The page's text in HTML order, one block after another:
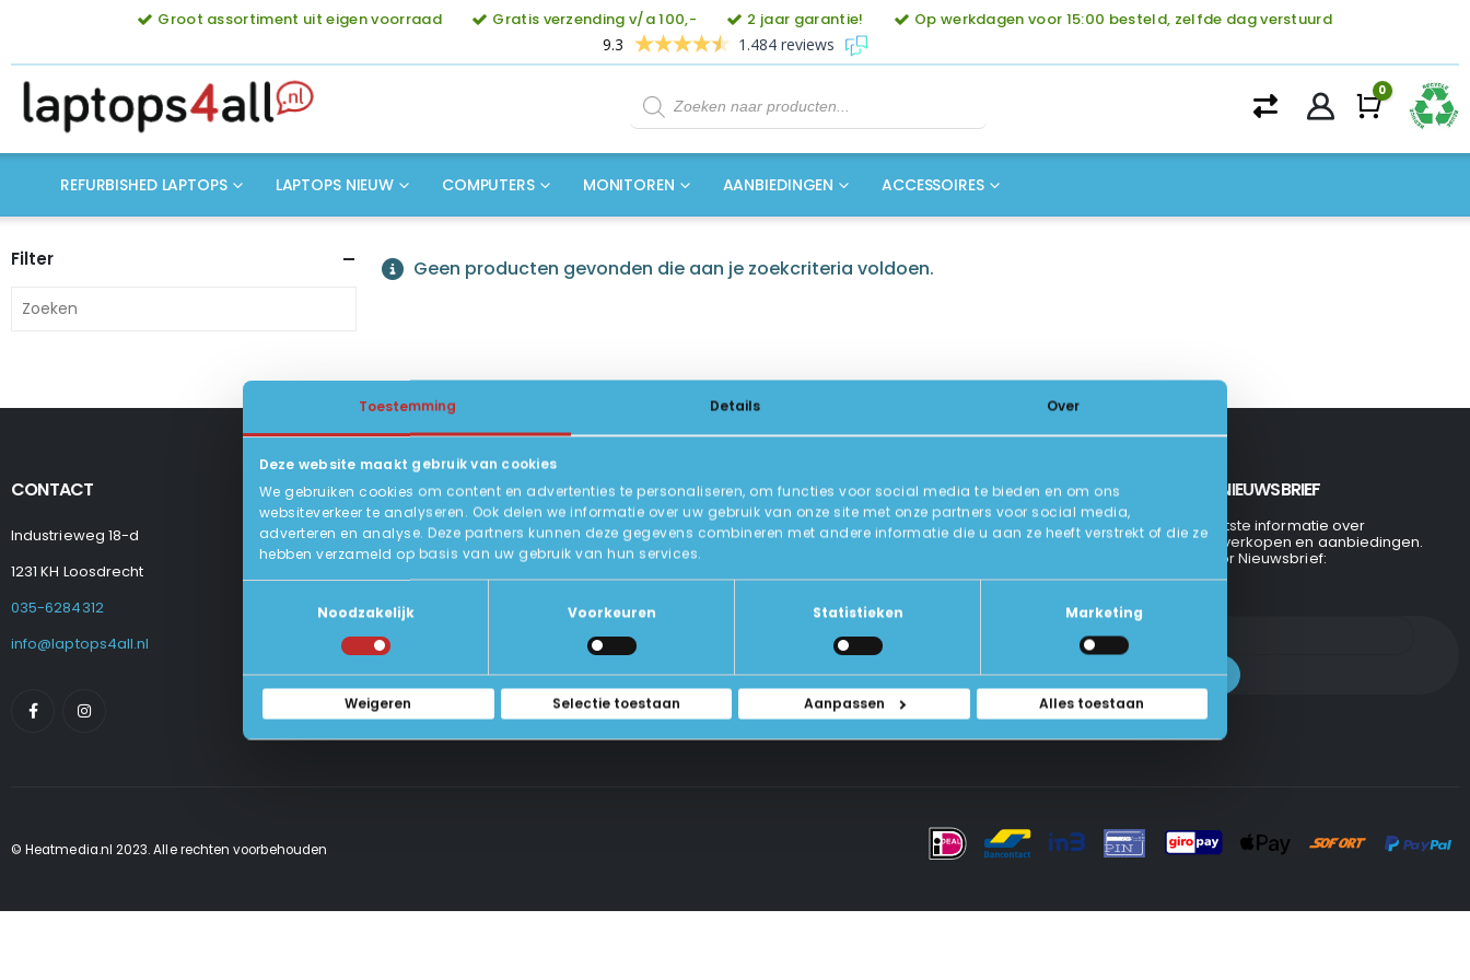
Toestemming Details Over
Deze website maakt gebruik van cookies
We gebruiken cookies om content en advertenties te personaliseren, om functies voor social media te bieden en om ons
websiteverkeer te analyseren. Ook delen we informatie over uw gebruik van onze site met onze partners voor social media,
adverteren en analyse. Deze partners kunnen deze gegevens combineren met andere informatie die u aan ze heeft verstrekt of die ze
hebben verzameld op basis van uw gebruik van hun services.
Noodzakelijk
Voorkeuren Statistieken Marketing
Weigeren Selectie toestaan Aanpassen Alles toestaan
Groot assortiment uit eigen voorraad Gratis verzending v/a 100,- 2 jaar garantie!
Op werkdagen voor 15:00 besteld, zelfde dag verstuurd
9.3
1.484 reviews
Producten
zoeken
0
REFURBISHED LAPTOPS LAPTOPS NIEUW COMPUTERS MONITOREN AANBIEDINGEN ACCESSOIRES
Geen producten gevonden die aan je zoekcriteria voldoen.
Filter
CONTACT
Industrieweg 18-d
1231 KH Loosdrecht
035-6284312
info@laptops4all.nl
KLANTENSERVICE
Levering
Betalen En Bestellen
Retourneren
Veel Gestelde Vragen
Algemene Voorwaarden
Privacy Beleid
INFORMATIE
Over Ons
U-Pas
Contact Met Ons Opnemen
INSCHRIJVEN NIEUWSBRIEF
Ontvang de laatste informatie over
evenementen, verkopen en aanbiedingen.
Aanmelden voor Nieuwsbrief:
© Heatmedia.nl 2023. Alle rechten voorbehouden